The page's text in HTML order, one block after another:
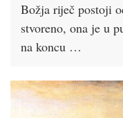
Božja riječ postoji
stvoreno, ona je u
na koncu …